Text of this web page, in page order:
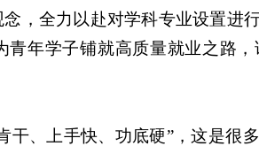
，全力以赴对学科专业设置进
青年学子铺就高质量就业之路
干、上手快、功底硬”，这是很